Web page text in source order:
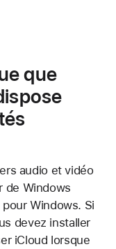
que
audio et vidéo
de Windows
Windows. Si
devez installer
iCloud lorsque